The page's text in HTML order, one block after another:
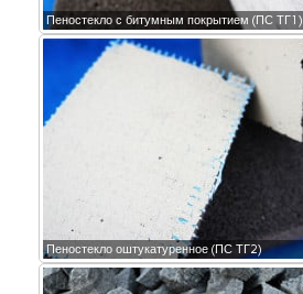
Пеностекло с битумным покрытием (ПС ТГ1)
Пеностекло оштукатуренное (ПС ТГ2)